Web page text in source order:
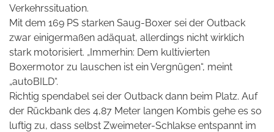
Verkehrssituation.
Mit dem 169 PS starken Saug-Boxer sei der Outback
zwar einigermaßen adäquat, allerdings nicht wirklich
stark motorisiert. „Immerhin: Dem kultivierten
Boxermotor zu lauschen ist ein Vergnügen“, meint
„autoBILD“.
Richtig spendabel sei der Outback dann beim Platz. Auf
der Rückbank des 4,87 Meter langen Kombis gehe es so
luftig zu, dass selbst Zweimeter-Schlakse entspannt im